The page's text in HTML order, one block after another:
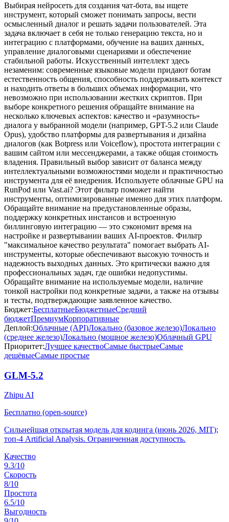
Выбирая нейросеть для создания чат-бота, вы ищете
инструмент, который сможет понимать запросы, вести
осмысленный диалог и решать задачи пользователей. Эта
задача включает в себя не только генерацию текста, но и
интеграцию с платформами, обучение на ваших данных,
управление диалоговыми сценариями и обеспечение
стабильной работы. Искусственный интеллект здесь
незаменим: современные языковые модели придают ботам
естественность общения, способность поддерживать контекст
и находить ответы в больших объемах информации, что
невозможно при использовании жестких скриптов. При
выборе конкретного решения обращайте внимание на
несколько ключевых аспектов: качество и «разумность»
диалога у выбранной модели (например, GPT-5.2 или Claude
Opus), удобство платформы для развертывания и дизайна
диалогов (как Botpress или Voiceflow), простота интеграции с
вашим сайтом или мессенджерами, а также общая стоимость
владения. Правильный выбор зависит от баланса между
интеллектуальными возможностями модели и практичностью
инструмента для её внедрения. Используете облачные GPU на
RunPod или Vast.ai? Этот фильтр поможет найти
инструменты, оптимизированные именно для этих платформ.
Обращайте внимание на предустановленные образы,
поддержку конкретных инстансов и встроенную
биллинговую интеграцию — это сэкономит время на
настройке и развертывании ваших AI-проектов. Фильтр
"максимальное качество результата" помогает выбрать AI-
инструменты, которые обеспечивают высокую точность и
надежность выходных данных. Это критически важно для
профессиональных задач, где ошибки недопустимы.
Обращайте внимание на используемые модели, наличие
тонкой настройки под конкретные задачи, а также на отзывы
и тесты, подтверждающие заявленное качество.
Бюджет:БесплатныеБюджетныеСредний
бюджетПремиумКорпоративные
Деплой:Облачные (API)Локально (базовое железо)Локально
(среднее железо)Локально (мощное железо)Облачный GPU
Приоритет:Лучшее качествоСамые быстрыеСамые
дешёвыеСамые простые
GLM-5.2
Zhipu AI
Бесплатно (open-source)
Сильнейшая открытая модель для кодинга (июнь 2026, MIT);
топ-4 Artificial Analysis. Ограниченная доступность.
Качество
9.3/10
Скорость
8/10
Простота
6.5/10
Выгодность